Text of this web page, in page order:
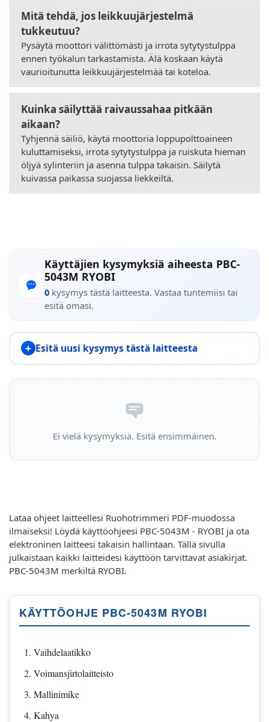
Mitä tehdä, jos leikkuujärjestelmä
tukkeutuu?
Pysäytä moottori välittömästi ja irrota sytytystulppa
ennen työkalun tarkastamista. Älä koskaan käytä
vaurioitunutta leikkuujärjestelmää tai koteloa.
Kuinka säilyttää raivaussahaa pitkään
aikaan?
Tyhjennä säiliö, käytä moottoria loppupolttoaineen
kuluttamiseksi, irrota sytytystulppa ja ruiskuta hieman
öljyä sylinteriin ja asenna tulppa takaisin. Säilytä
kuivassa paikassa suojassa liekkeiltä.
Käyttäjien kysymyksiä aiheesta PBC-
5043M RYOBI
0 kysymys tästä laitteesta. Vastaa tuntemiisi tai
esitä omasi.
Esitä uusi kysymys tästä laitteesta
Ei vielä kysymyksiä. Esitä ensimmäinen.
Lataa ohjeet laitteellesi Ruohotrimmeri PDF-muodossa
ilmaiseksi! Löydä käyttöohjeesi PBC-5043M - RYOBI ja ota
elektroninen laitteesi takaisin hallintaan. Tällä sivulla
julkaistaan kaikki laitteidesi käyttöön tarvittavat asiakirjat.
PBC-5043M merkiltä RYOBI.
KÄYTTÖOHJE PBC-5043M RYOBI
Vaihdelaatikko
Voimansjirtolaitteisto
Mallinimike
Kahya